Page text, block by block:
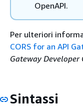
OpenAPI.
Per ulteriori
CORS for an API
Gateway Developer
Sintassi